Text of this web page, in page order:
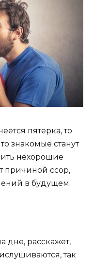
пятерка, то
знакомые станут
нехорошие
причиной ссор,
в будущем.
дне, расскажет,
так